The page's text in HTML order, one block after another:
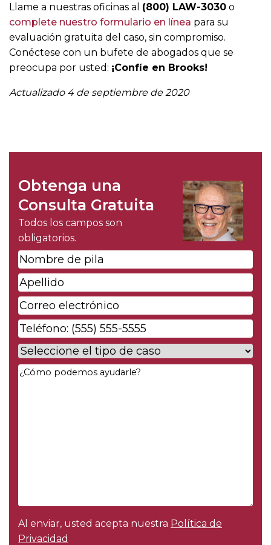
Llame a nuestras oficinas al (800) LAW-3030 o
complete nuestro formulario en línea para su
evaluación gratuita del caso, sin compromiso.
Conéctese con un bufete de abogados que se
preocupa por usted: ¡Confíe en Brooks!
Actualizado 4 de septiembre de 2020
Obtenga una
Consulta Gratuita
Todos los campos son
obligatorios.
Nombre
de
pila*
Apellido*
Correo
electrónico*
Phone*
Case
Type*
Your
Al enviar, usted acepta nuestra Política de
Privacidad